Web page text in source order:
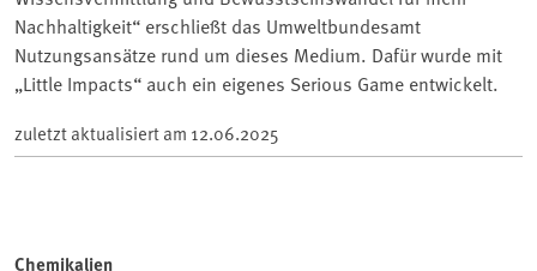
Nachhaltigkeit“ erschließt das Umweltbundesamt
Nutzungsansätze rund um dieses Medium. Dafür wurde mit
„Little Impacts“ auch ein eigenes Serious Game entwickelt.
zuletzt aktualisiert am 12.06.2025
Chemikalien